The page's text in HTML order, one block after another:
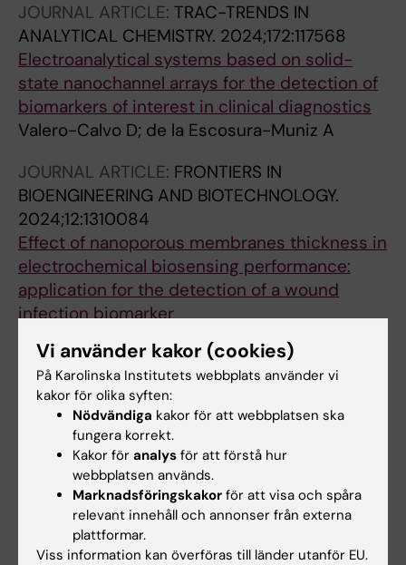
JOURNAL ARTICLE: TRAC-TRENDS IN
ANALYTICAL CHEMISTRY. 2024;172:117568
Electroanalytical systems based on solid-
state nanochannel arrays for the detection of
biomarkers of interest in clinical diagnostics
Valero-Calvo D; de la Escosura-Muniz A
JOURNAL ARTICLE: FRONTIERS IN
BIOENGINEERING AND BIOTECHNOLOGY.
2024;12:1310084
Effect of nanoporous membranes thickness in
electrochemical biosensing performance:
application for the detection of a wound
infection biomarker
Toyos-Rodriguez C; Valero-Calvo D; Iglesias-
Mayor A; de la Escosura-muniz A Alla författare
JOURNAL ARTICLE:
2023;190(7):257
Electrochemical monitoring of enzymatic
cleavage in nanochannels with nanoparticle-
based enhancement: determination of MMP-9
biomarker
Valero-Calvo D; Toyos-Rodriguez C; Garcia-
Alla författare
Vi använder kakor (cookies)
På Karolinska Institutets webbplats använder vi
kakor för olika syften:
Nödvändiga kakor för att webbplatsen ska
fungera korrekt.
Kakor för analys för att förstå hur
webbplatsen används.
Marknadsföringskakor för att visa och spåra
relevant innehåll och annonser från externa
plattformar.
Viss information kan överföras till länder utanför EU.